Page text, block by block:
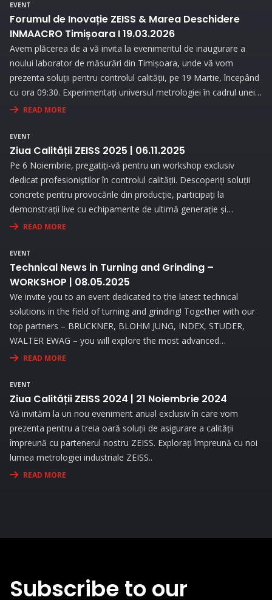
EVENT
Forumul de Inovație ZEISS & Marea Deschidere
INMAACRO Timișoara I 19.03.2026
Avem plăcerea de a vă invita la evenimentul de inaugurare a
noului laborator de măsurări din Timișoara, unde vă vom
prezenta soluții pentru controlul calității, pe 19 Martie, începând
cu ora 09:30. Experimentați universul metrologiei în cadrul unei
expoziții interesante și prin prezentări interactive!
READ MORE
EVENT
Ziua Calității ZEISS 2025 | 06.11.2025
Pe 6 Noiembrie, pregatiți-vă pentru un workshop exclusiv
dedicat profesioniștilor în controlul calității. Descoperiți soluții
concrete pentru provocările din producție, participați la
demonstrații live cu echipamente de ultimă generație și
beneficiați de consultanță personalizată pentru a vă optimiza
READ MORE
EVENT
Technical News in Turning and Grinding –
WORKSHOP | 08.05.2025
We invite you to an event dedicated to the latest technical
solutions in the field of turning and grinding! Together with our
top partners – BRUCKNER, BLOHM JUNG, INDEX, STUDER,
WALTER EWAG – you will explore the most advanced
technologies and attend live demonstrations that will address
READ MORE
EVENT
Ziua Calității ZEISS 2024 | 21 Noiembrie 2024
Vă invităm la un nou eveniment anual exclusiv în care vom
prezenta pentru a treia oară soluții de asigurare a calității
împreună cu partenerul nostru ZEISS. Explorați împreună cu noi
lumea metrologiei industriale ZEISS..
READ MORE
Subscribe to our